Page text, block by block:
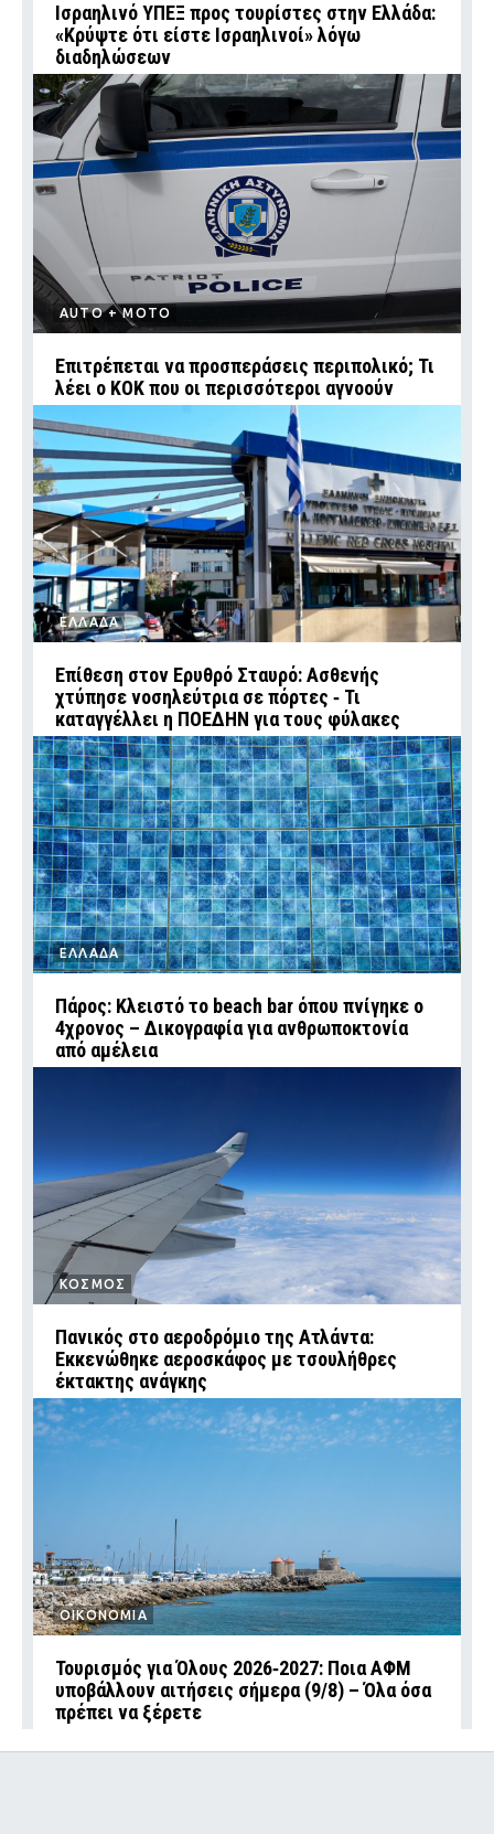
Ισραηλινό ΥΠΕΞ προς τουρίστες στην Ελλάδα:
«Κρύψτε ότι είστε Ισραηλινοί» λόγω
διαδηλώσεων
AUTO + MOTO
Επιτρέπεται να προσπεράσεις περιπολικό; Τι
λέει ο ΚΟΚ που οι περισσότεροι αγνοούν
ΕΛΛΑΔΑ
Επίθεση στον Ερυθρό Σταυρό: Ασθενής
χτύπησε νοσηλεύτρια σε πόρτες ‑ Τι
καταγγέλλει η ΠΟΕΔΗΝ για τους φύλακες
ΕΛΛΑΔΑ
Πάρος: Κλειστό το beach bar όπου πνίγηκε ο
4χρονος – Δικογραφία για ανθρωποκτονία
από αμέλεια
ΚΟΣΜΟΣ
Πανικός στο αεροδρόμιο της Ατλάντα:
Εκκενώθηκε αεροσκάφος με τσουλήθρες
έκτακτης ανάγκης
ΟΙΚΟΝΟΜΙΑ
Τουρισμός για Όλους 2026‑2027: Ποια ΑΦΜ
υποβάλλουν αιτήσεις σήμερα (9/8) – Όλα όσα
πρέπει να ξέρετε